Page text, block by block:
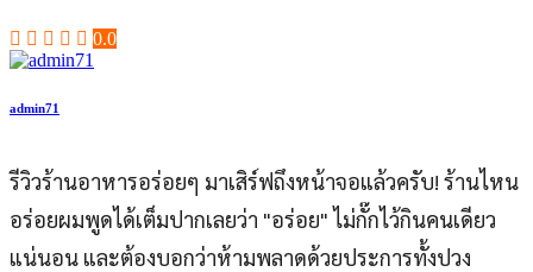
0.0
admin71
รีวิวร้านอาหารอร่อยๆ มาเสิร์ฟถึงหน้าจอแล้วครับ! ร้านไหน
อร่อยผมพูดได้เต็มปากเลยว่า "อร่อย" ไม่กั๊กไว้กินคนเดียว
แน่นอน และต้องบอกว่าห้ามพลาดด้วยประการทั้งปวง